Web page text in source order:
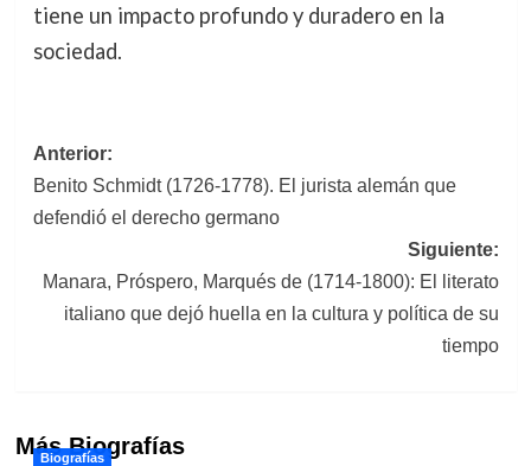
tiene un impacto profundo y duradero en la
sociedad.
Navegación
de
Anterior:
Benito Schmidt (1726-1778). El jurista alemán que
defendió el derecho germano
Siguiente:
Manara, Próspero, Marqués de (1714-1800): El literato
italiano que dejó huella en la cultura y política de su
tiempo
Más Biografías
Biografías